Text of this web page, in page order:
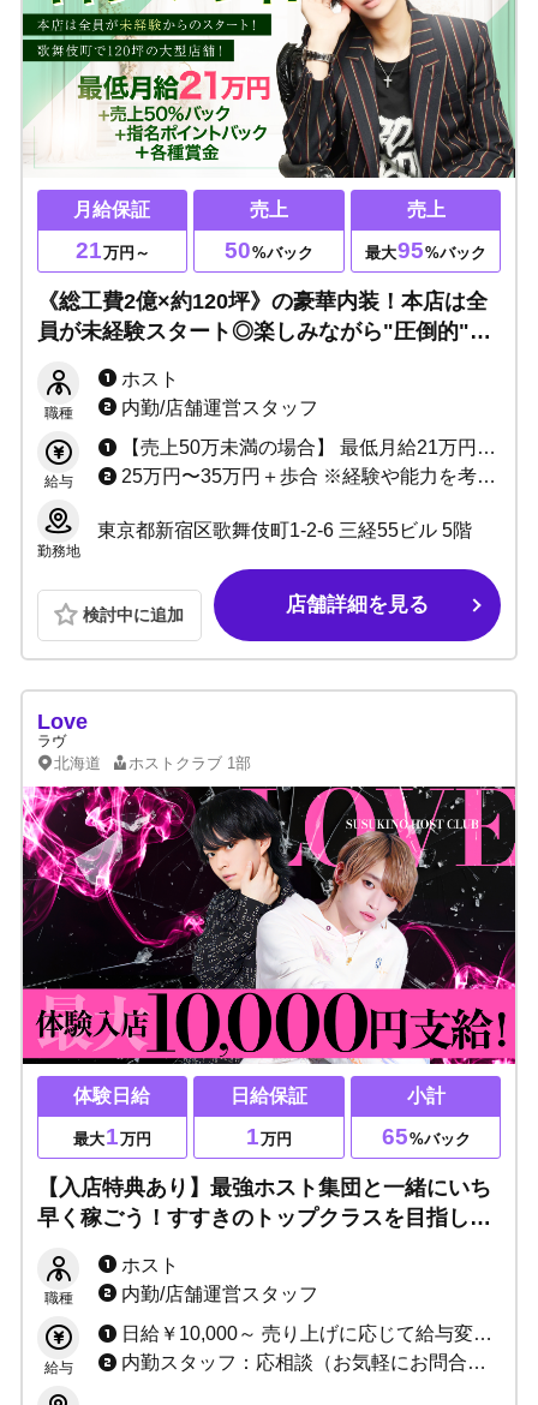
月給保証
21万円～
売上
50%バック
売上
最大95%バック
《総工費2億×約120坪》の豪華内装！本店は全
員が未経験スタート◎楽しみながら"圧倒的"に
職種
ホスト
内勤/店舗運営スタッフ
給与
【売上50万未満の場合】 最低月給21万円+売上50%バック+指名ポイントバック＋各種賞金 【売上50万以上の場合】 売上最低50%〜最大94.7%バック+指名ポイントバック+ボーナス＋各種賞金
25万円〜35万円＋歩合 ※経験や能力を考慮して決定致します
勤務地
東京都新宿区歌舞伎町1-2-6 三経55ビル 5階
検討中に追加 店舗詳細を見る
Love
ラヴ
北海道 ホストクラブ 1部
体験日給
最大1万円
日給保証
1万円
小計
65%バック
【入店特典あり】最強ホスト集団と一緒にいち
早く稼ごう！すすきのトップクラスを目指しま
ちらも大歓迎！特典多数でお待ちしておりま
す！！
職種
ホスト
内勤/店舗運営スタッフ
給与
日給￥10,000～ 売り上げに応じて給与変動（小計売上65％以上）
内勤スタッフ：応相談（お気軽にお問合せください）